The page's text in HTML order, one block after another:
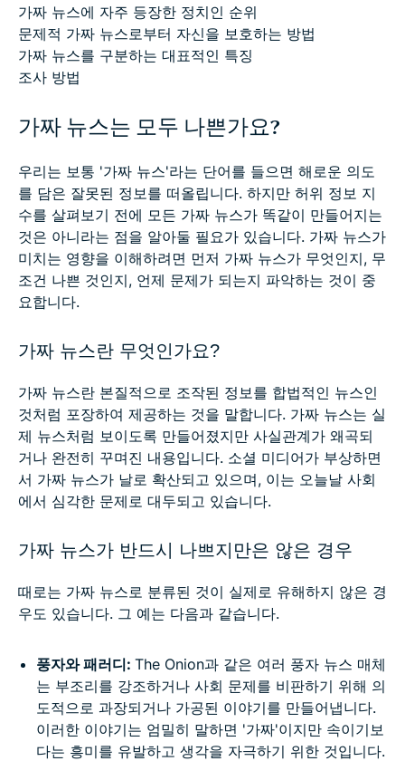
가짜 뉴스에 자주 등장한 정치인 순위
문제적 가짜 뉴스로부터 자신을 보호하는 방법
가짜 뉴스를 구분하는 대표적인 특징
조사 방법
가짜 뉴스는 모두 나쁜가요?
우리는 보통 '가짜 뉴스'라는 단어를 들으면 해로운 의도
를 담은 잘못된 정보를 떠올립니다. 하지만 허위 정보 지
수를 살펴보기 전에 모든 가짜 뉴스가 똑같이 만들어지는
것은 아니라는 점을 알아둘 필요가 있습니다. 가짜 뉴스가
미치는 영향을 이해하려면 먼저 가짜 뉴스가 무엇인지, 무
조건 나쁜 것인지, 언제 문제가 되는지 파악하는 것이 중
요합니다.
가짜 뉴스란 무엇인가요?
가짜 뉴스란 본질적으로 조작된 정보를 합법적인 뉴스인
것처럼 포장하여 제공하는 것을 말합니다. 가짜 뉴스는 실
제 뉴스처럼 보이도록 만들어졌지만 사실관계가 왜곡되
거나 완전히 꾸며진 내용입니다. 소셜 미디어가 부상하면
서 가짜 뉴스가 날로 확산되고 있으며, 이는 오늘날 사회
에서 심각한 문제로 대두되고 있습니다.
가짜 뉴스가 반드시 나쁘지만은 않은 경우
때로는 가짜 뉴스로 분류된 것이 실제로 유해하지 않은 경
우도 있습니다. 그 예는 다음과 같습니다.
풍자와 패러디: The Onion과 같은 여러 풍자 뉴스 매체
는 부조리를 강조하거나 사회 문제를 비판하기 위해 의
도적으로 과장되거나 가공된 이야기를 만들어냅니다.
이러한 이야기는 엄밀히 말하면 '가짜'이지만 속이기보
다는 흥미를 유발하고 생각을 자극하기 위한 것입니다.